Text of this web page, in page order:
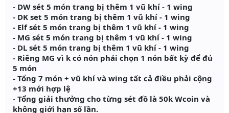
- DW sét 5 món trang bị thêm 1 vũ khí - 1 wing
- DK set 5 món trang bị thêm 1 vũ khí - 1 wing
- Elf sét 5 món trang bị thêm 1 vũ khí - 1 wing
- MG sét 5 món trang bị thêm 1 vũ khí - 1 wing
- DL sét 5 món trang bị thêm 1 vũ khí - 1 wing
- Riêng MG vì k có nón phải chọn 1 nón bất kỳ để đủ
5 món
- Tổng 7 món + vũ khí và wing tất cả điều phải cộng
+13 mới hợp lệ
- Tổng giải thưởng cho từng sét đồ là 50k Wcoin và
không giới hạn số lần.